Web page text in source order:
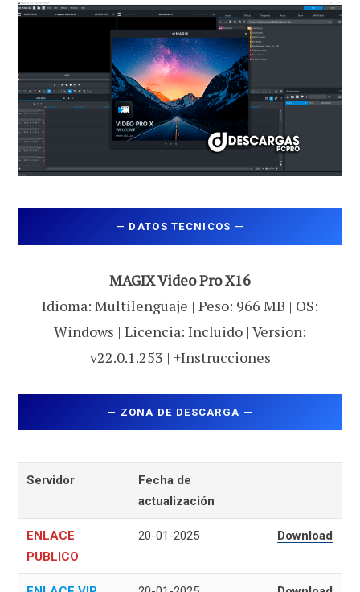
— DATOS TECNICOS —
MAGIX Video Pro X16
Idioma: Multilenguaje | Peso: 966 MB | OS:
Windows | Licencia: Incluido | Version:
v22.0.1.253 | +Instrucciones
— ZONA DE DESCARGA —
Servidor
Fecha de
actualización
ENLACE
PUBLICO
20-01-2025 Download